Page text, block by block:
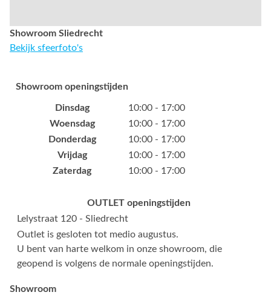
Showroom Sliedrecht
Bekijk sfeerfoto's
Showroom openingstijden
Dinsdag
10:00 - 17:00
Woensdag
10:00 - 17:00
Donderdag
10:00 - 17:00
Vrijdag
10:00 - 17:00
Zaterdag
10:00 - 17:00
OUTLET openingstijden
Lelystraat 120 - Sliedrecht
Outlet is gesloten tot medio augustus.
U bent van harte welkom in onze showroom, die
geopend is volgens de normale openingstijden.
Showroom